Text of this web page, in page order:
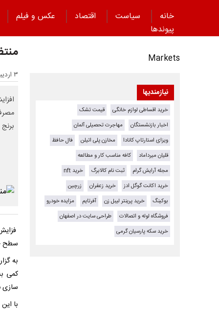
خانه سیاست اقتصاد
عکس و فیلم
پیوند‌ها
۳ اردیبهشت ۱۴۰۵ - ۱۶:۴۴
سطح
به
کمی
سازی
با
Markets
نیازمندیها
خرید اقساطی لوازم خانگی
قیمت تشک
اخبار بازنشستگان
مهاجرت تحصیلی آلمان
ویزای استارتاپ کانادا
مخازن پلی اتیلن
فال حافظ
قلیان میرداماد
کافه مناسب کار و مطالعه
مجله آرایش گرام
ثبت نام کالابرگ
خرید nft
خرید اکانت گوگل ادز
خرید زعفران
زرچین
بوکینگ
خرید پرینتر لیبل زن آفرتایم
مزایده خودرو
فروشگاه لوله و اتصالات
طراحی سایت در اصفهان
خرید سکه پارسیان گرمی